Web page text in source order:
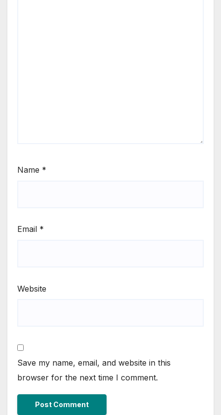
Name *
Email *
Website
Save my name, email, and website in this
browser for the next time I comment.